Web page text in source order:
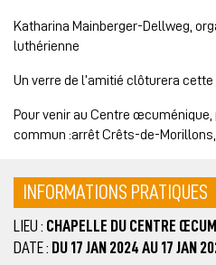
Katharina Mainberger-Dellweg,
luthérienne
Un verre de l’amitié clôturera
Pour venir au Centre
commun :arrêt Crêts-de-
INFORMATIONS PRATIQUES
LIEU : CHAPELLE DU CENTRE
DATE : DU 17 JAN 2024 AU 17 JAN